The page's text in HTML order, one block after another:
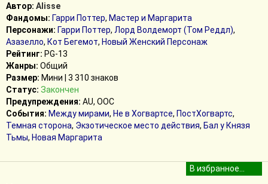
Автор: Alisse
Фандомы: Гарри Поттер, Мастер и Маргарита
Персонажи: Гарри Поттер, Лорд Волдеморт (Том Реддл),
Азазелло, Кот Бегемот, Новый Женский Персонаж
Рейтинг: PG-13
Жанры: Общий
Размер: Мини | 3 310 знаков
Статус: Закончен
Предупреждения: AU, ООС
События: Между мирами, Не в Хогвартсе, ПостХогвартс,
Темная сторона, Экзотическое место действия, Бал у Князя
Тьмы, Новая Маргарита